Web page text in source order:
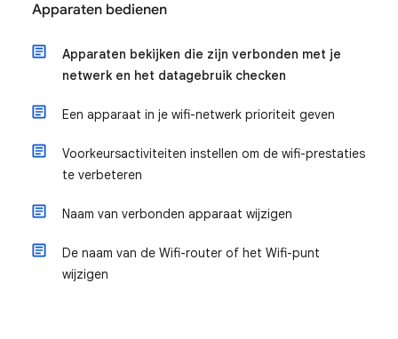
Apparaten bedienen
Apparaten bekijken die zijn verbonden met je
netwerk en het datagebruik checken
Een apparaat in je wifi-netwerk prioriteit geven
Voorkeursactiviteiten instellen om de wifi-prestaties
te verbeteren
Naam van verbonden apparaat wijzigen
De naam van de Wifi-router of het Wifi-punt
wijzigen